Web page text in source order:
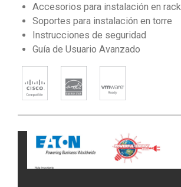
Accesorios para instalación en rack
Soportes para instalación en torre
Instrucciones de seguridad
Guía de Usuario Avanzado